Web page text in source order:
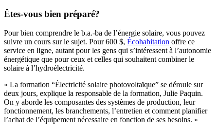
Êtes-vous bien préparé?
Pour bien comprendre le b.a.-ba de l’énergie solaire, vous pouvez
suivre un cours sur le sujet. Pour 600 $, Écohabitation offre ce
service en ligne, autant pour les gens qui s’intéressent à l’autonomie
énergétique que pour ceux et celles qui souhaitent combiner le
solaire à l’hydroélectricité.
« La formation “Électricité solaire photovoltaïque” se déroule sur
deux jours, explique la responsable de la formation, Julie Paquin.
On y aborde les composantes des systèmes de production, leur
fonctionnement, les branchements, l’entretien et comment planifier
l’achat de l’équipement nécessaire en fonction de ses besoins. »